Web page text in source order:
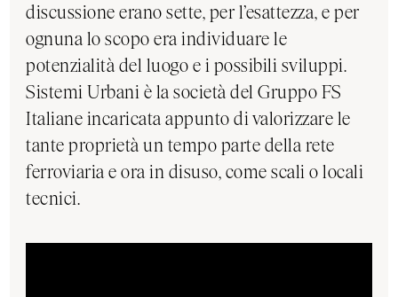
discussione erano sette, per l’esattezza, e per
ognuna lo scopo era individuare le
potenzialità del luogo e i possibili sviluppi.
Sistemi Urbani è la società del Gruppo FS
Italiane incaricata appunto di valorizzare le
tante proprietà un tempo parte della rete
ferroviaria e ora in disuso, come scali o locali
tecnici.